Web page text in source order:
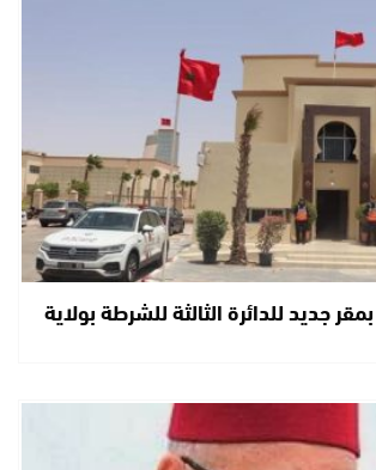
جديد للدائرة الثالثة للشرطة بولاية